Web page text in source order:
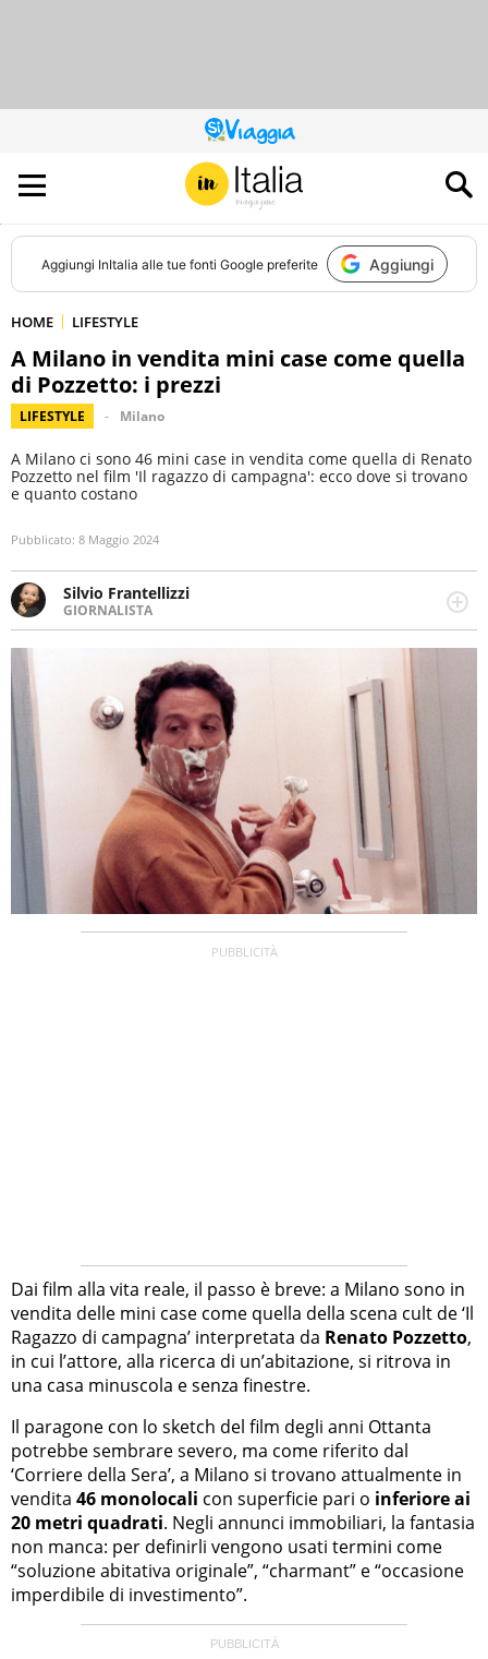
QUESTO
SITO
CONTRIBUISCE
ALL’AUDIENCE
DI
Aggiungi InItalia alle tue fonti Google preferite Aggiungi
HOME LIFESTYLE
A Milano in vendita mini case come quella
di Pozzetto: i prezzi
LIFESTYLE Milano
A Milano ci sono 46 mini case in vendita come quella di Renato
Pozzetto nel film 'Il ragazzo di campagna': ecco dove si trovano
e quanto costano
Pubblicato: 8 Maggio 2024
Silvio Frantellizzi
GIORNALISTA
Giornalista pubblicista. Da oltre dieci anni si occupa di
informazione sul web, scrivendo di sport, attualità,
cronaca, motori, spettacolo e videogame.
Dai film alla vita reale, il passo è breve: a Milano sono in
vendita delle mini case come quella della scena cult de ‘Il
Ragazzo di campagna’ interpretata da Renato Pozzetto,
in cui l’attore, alla ricerca di un’abitazione, si ritrova in
una casa minuscola e senza finestre.
Il paragone con lo sketch del film degli anni Ottanta
potrebbe sembrare severo, ma come riferito dal
‘Corriere della Sera’, a Milano si trovano attualmente in
vendita 46 monolocali con superficie pari o inferiore ai
20 metri quadrati. Negli annunci immobiliari, la fantasia
non manca: per definirli vengono usati termini come
“soluzione abitativa originale”, “charmant” e “occasione
imperdibile di investimento”.